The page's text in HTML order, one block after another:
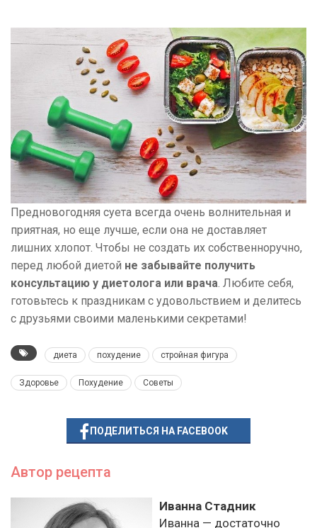
Предновогодняя суета всегда очень волнительная и
приятная, но еще лучше, если она не доставляет
лишних хлопот. Чтобы не создать их собственноручно,
перед любой диетой не забывайте получить
консультацию у диетолога или врача. Любите себя,
готовьтесь к праздникам с удовольствием и делитесь
с друзьями своими маленькими секретами!
диета похудение стройная фигура
Здоровье Похудение Советы
ПОДЕЛИТЬСЯ НА FACEBOOK
Автор рецепта
Иванна Стадник
Иванна — достаточно